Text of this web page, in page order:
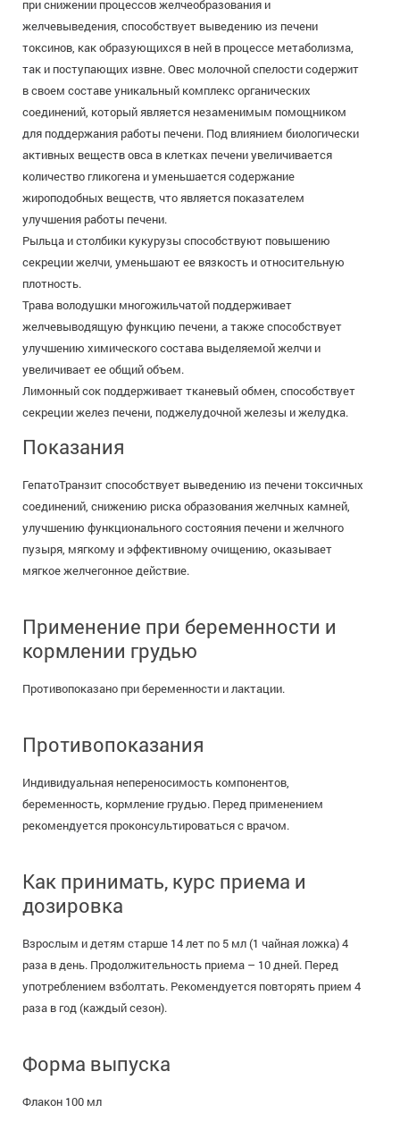
при снижении процессов желчеобразования и
желчевыведения, способствует выведению из печени
токсинов, как образующихся в ней в процессе метаболизма,
так и поступающих извне. Овес молочной спелости содержит
в своем составе уникальный комплекс органических
соединений, который является незаменимым помощником
для поддержания работы печени. Под влиянием биологически
активных веществ овса в клетках печени увеличивается
количество гликогена и уменьшается содержание
жироподобных веществ, что является показателем
улучшения работы печени.
Рыльца и столбики кукурузы способствуют повышению
секреции желчи, уменьшают ее вязкость и относительную
плотность.
Трава володушки многожильчатой поддерживает
желчевыводящую функцию печени, а также способствует
улучшению химического состава выделяемой желчи и
увеличивает ее общий объем.
Лимонный сок поддерживает тканевый обмен, способствует
секреции желез печени, поджелудочной железы и желудка.
Показания
ГепатоТранзит способствует выведению из печени токсичных
соединений, снижению риска образования желчных камней,
улучшению функционального состояния печени и желчного
пузыря, мягкому и эффективному очищению, оказывает
мягкое желчегонное действие.
Применение при беременности и
кормлении грудью
Противопоказано при беременности и лактации.
Противопоказания
Индивидуальная непереносимость компонентов,
беременность, кормление грудью. Перед применением
рекомендуется проконсультироваться с врачом.
Как принимать, курс приема и
дозировка
Взрослым и детям старше 14 лет по 5 мл (1 чайная ложка) 4
раза в день. Продолжительность приема – 10 дней. Перед
употреблением взболтать. Рекомендуется повторять прием 4
раза в год (каждый сезон).
Форма выпуска
Флакон 100 мл